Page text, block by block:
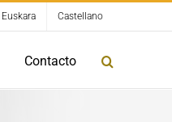
Euskara Castellano
Contacto